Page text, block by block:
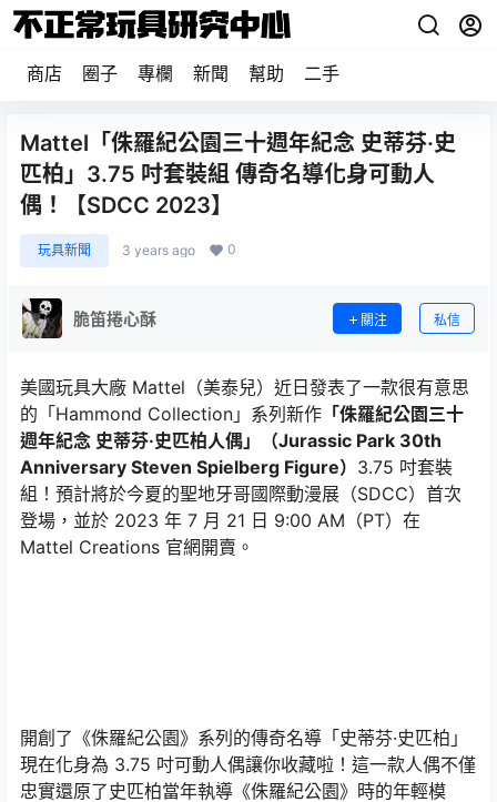
商店 圈子 專欄 新聞 幫助 二手
Mattel「侏羅紀公園三十週年紀念 史蒂芬·史
匹柏」3.75 吋套裝組 傳奇名導化身可動人
偶！【SDCC 2023】
玩具新聞 3 years ago 0
脆笛捲心酥 關注 私信
美國玩具大廠 Mattel（美泰兒）近日發表了一款很有意思
的「Hammond Collection」系列新作 「侏羅紀公園三十
週年紀念 史蒂芬·史匹柏人偶」（Jurassic Park 30th
Anniversary Steven Spielberg Figure） 3.75 吋套裝
組！預計將於今夏的聖地牙哥國際動漫展（SDCC）首次
登場，並於 2023 年 7 月 21 日 9:00 AM（PT）在
Mattel Creations 官網開賣。
開創了《侏羅紀公園》系列的傳奇名導「史蒂芬·史匹柏」
現在化身為 3.75 吋可動人偶讓你收藏啦！這一款人偶不僅
忠實還原了史匹柏當年執導《侏羅紀公園》時的年輕模